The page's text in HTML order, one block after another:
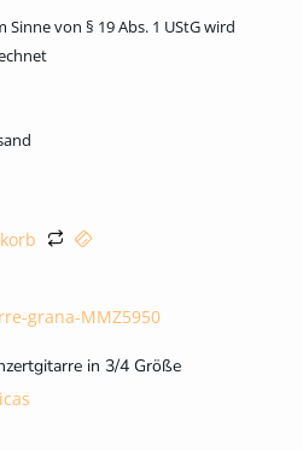
von § 19 Abs. 1 UStG wird
in 3/4 Größe